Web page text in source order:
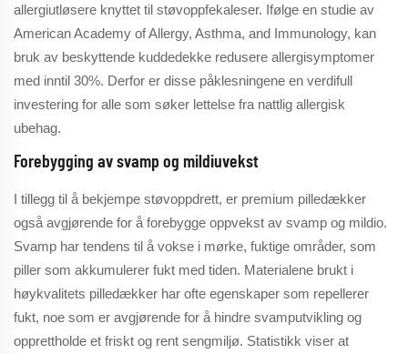
allergiutløsere knyttet til støvoppfekaleser. Ifølge en studie av
American Academy of Allergy, Asthma, and Immunology, kan
bruk av beskyttende kuddedekke redusere allergisymptomer
med inntil 30%. Derfor er disse påklesningene en verdifull
investering for alle som søker lettelse fra nattlig allergisk
ubehag.
Forebygging av svamp og mildiuvekst
I tillegg til å bekjempe støvoppdrett, er premium pilledækker
også avgjørende for å forebygge oppvekst av svamp og mildio.
Svamp har tendens til å vokse i mørke, fuktige områder, som
piller som akkumulerer fukt med tiden. Materialene brukt i
høykvalitets pilledækker har ofte egenskaper som repellerer
fukt, noe som er avgjørende for å hindre svamputvikling og
opprettholde et friskt og rent sengmiljø. Statistikk viser at